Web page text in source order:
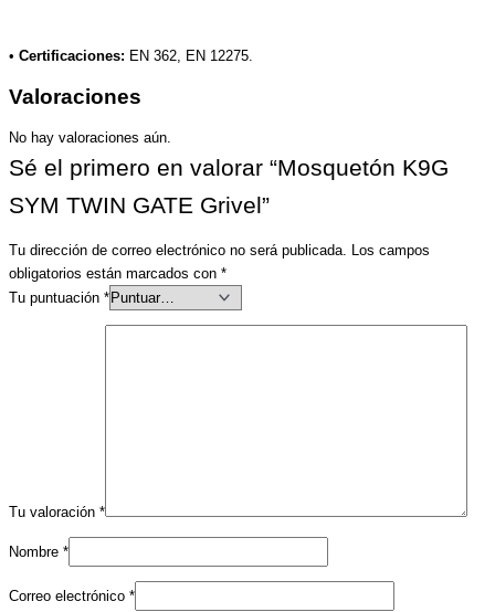
• Certificaciones: EN 362, EN 12275.
Valoraciones
No hay valoraciones aún.
Sé el primero en valorar “Mosquetón K9G
SYM TWIN GATE Grivel”
Tu dirección de correo electrónico no será publicada.
Los campos
obligatorios están marcados con *
Tu puntuación *
Tu valoración *
Nombre *
Correo electrónico *